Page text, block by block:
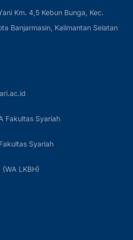
Km. 4,5 Kebun Bunga, Kec.
Banjarmasin, Kalimantan Selatan
Fakultas Syariah
Syariah
(WA LKBH)